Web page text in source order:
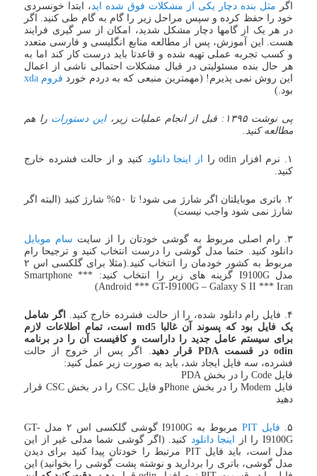
اگر مثل بنده دچار یکی از مشکلات فوق شده اید، ابتدا خونسردی
خود را حفظ کرده و سپس مراحل زیر را گام به گام طی کنید. اگر
در هر یک از گامها دچار مشکل شدید، امکان از سر گیری فرایند
هست. این آموزش، پس از مطالعه منابع انگلیسی و فارسی متعدد
و کسب تجربه عملی تهیه شده و قاعدتا باید درست کار کند اما به
هر حال بنده مسئولیتی در قبال مشکلات احتمالی ناشی از اعمال
این روش نمی پذیرم! (مهمترین منبعی که به دردم خورد فروم xda
بود.)
پی نوشت ۱۳۹۵: قبل از انجام عملیات زیر، این دستورات را هم
مطالعه کنید.
۱. نرم افزار odin را از اینجا دانلود کنید و از حالت فشرده خارج
کنید.
۲. باتری موبایلتان اگر شارژ می شود! تا ۵۰% شارژ کنید (البته اگر
شارژ نمی شود واجب نیست)
۳. رام اصلی مربوط به گوشی خودتان را از سایت
سام موبایل
دانلود کنید. حتما مدل گوشی را درست انتخاب کنید و ترجیحا رام
مربوط به کشور خودمان را انتخاب کنید.(مثلا برای گلکسی اس ۲
مدل I9100G گزینه های زیر را انتخاب کنید: Smartphone ***
Android *** GT-I9100G – Galaxy S II *** Iran)
۴. فایل رام دانلود شده، را از حالت فشرده خارج کنید.
اگر شامل
یک فایل بود که پسوند آن غالبا md5 است، تمام اطلاعات لازم
برای سیستم عامل جدید را داراست و کافیست آن را در برنامه
odin در قسمت PDA قرار دهید
. اگر پس از خروج از حالت
فشرده، سه فایل ایجاد شد، باید به صورت زیر عمل کنید:
فایل Code را در بخش PDA
فایل Modem را در بخش Phoneو فایل CSC را در بخش CSC قرار
دهید
۵. فایل PIT
مربوط به I9100G گوشی گلکسی اس ۲ مدل GT-
I9100G را از
اینجا دانلود کنید. (اگر گوشی شما مدلی غیر از این
مدل است، باید فایل PIT مرتبط را خودتان پیدا کنید برای دیدن
مدل گوشی، باتری را بردارید و نوشته پشت گوشی را بخوانید) این